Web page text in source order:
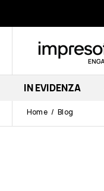
IN EVIDENZA
Home Blog